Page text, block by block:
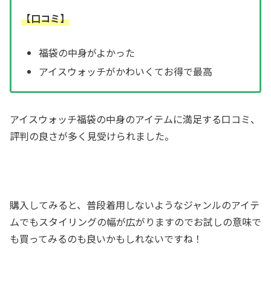
【口コミ】
福袋の中身がよかった
アイスウォッチがかわいくてお得で最高
アイスウォッチ福袋の中身のアイテムに満足する口コミ、
評判の良さが多く見受けられました。
購入してみると、普段着用しないようなジャンルのアイテ
ムでもスタイリングの幅が広がりますのでお試しの意味で
も買ってみるのも良いかもしれないですね！